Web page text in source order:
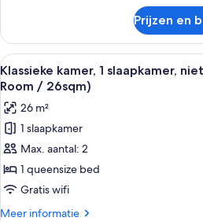
laden
niet-
roken
(Ambassador
Suite
Room
95sqm)
Prijzen en
Alle
foto's
voor
Klassieke
kamer,
1
slaapkamer,
niet-
roken
Een
5
Klassieke kamer, 1 slaapkamer,
Room / 26sqm)
26 m²
1 slaapkamer
Max. aantal: 2
1 queensize bed
Gratis wifi
Meer informatie
Meer